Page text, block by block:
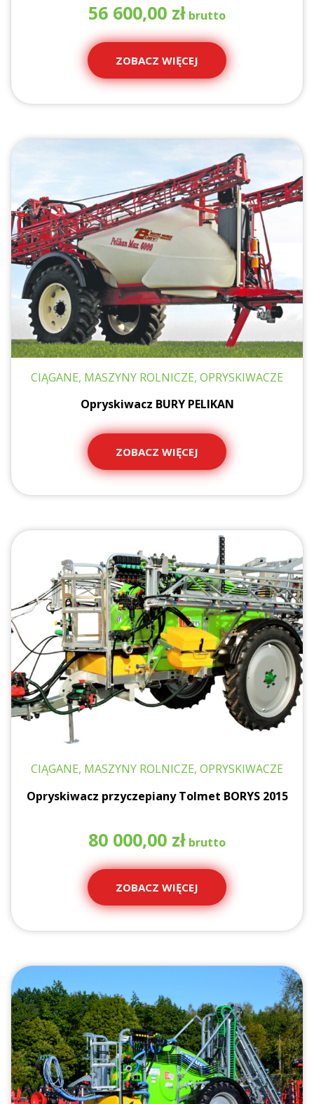
56 600,00 zł
ZOBACZ WIĘCEJ
CIĄGANE, MASZYNY ROLNICZE, OPRYSKIWACZE
Opryskiwacz BURY PELIKAN
ZOBACZ WIĘCEJ
CIĄGANE, MASZYNY ROLNICZE, OPRYSKIWACZE
Opryskiwacz przyczepiany Tolmet BORYS 2015
80 000,00 zł
ZOBACZ WIĘCEJ